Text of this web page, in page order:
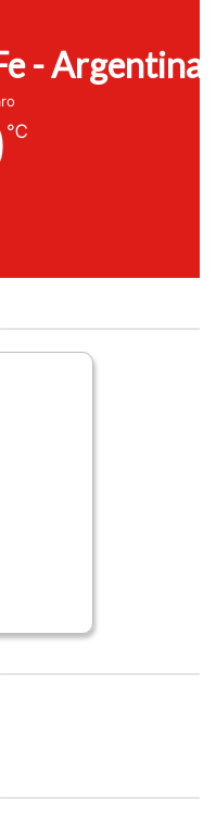
- Argentina
℃